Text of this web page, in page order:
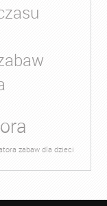
zabaw dla dzieci